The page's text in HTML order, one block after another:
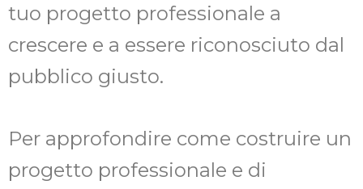
tuo progetto professionale a
crescere e a essere riconosciuto dal
pubblico giusto.
Per approfondire come costruire un
progetto professionale e di